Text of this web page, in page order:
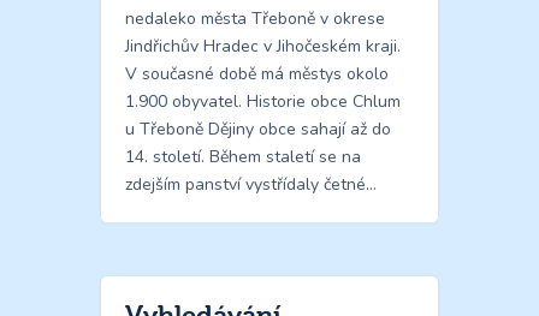
nedaleko města Třeboně v okrese
Jindřichův Hradec v Jihočeském kraji.
V současné době má městys okolo
1.900 obyvatel. Historie obce Chlum
u Třeboně Dějiny obce sahají až do
14. století. Během staletí se na
zdejším panství vystřídaly četné…